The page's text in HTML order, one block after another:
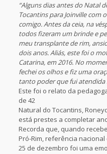
“Alguns dias antes do Natal
Tocantins para Joinville com
comigo. Antes da ceia, na
todos fizeram um brinde e
meu transplante de rim,
dois anos. Aliás, este foi o
Catarina, em 2016. No
fechei os olhos e fiz uma
tanto poder que fui atendida
Este foi o relato da
de 42
Natural do Tocantins,
está prestes a completar
Recorda que, quando
Pró-Rim, referência
25 de dezembro foi uma